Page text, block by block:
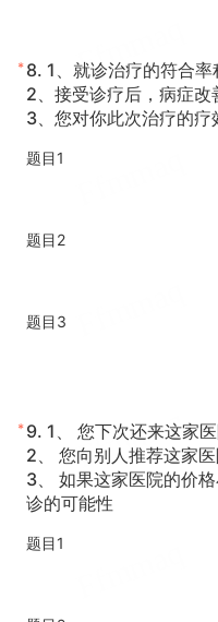
* 8. 1、就诊治疗的符合率
2、接受诊疗后，病症改
3、您对你此次治疗的疗
题目1
题目2
题目3
* 9. 1、 您下次还来这家
2、 您向别人推荐这家
3、 如果这家医院的价
诊的可能性
题目1